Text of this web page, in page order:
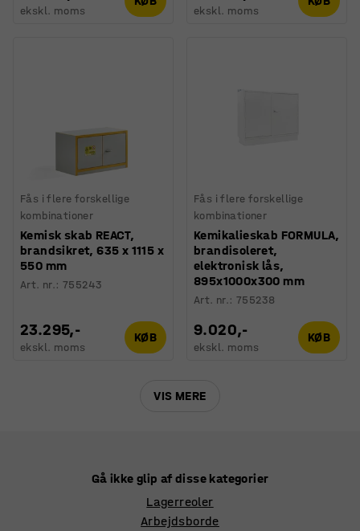
ekskl. moms ekskl. moms
Fås i flere forskellige
kombinationer
Kemisk skab REACT,
brandsikret, 635 x 1115 x
550 mm
Art. nr.:755243
23.295,-
ekskl. moms
KØB
Fås i flere forskellige
kombinationer
Kemikalieskab FORMULA,
brandisoleret,
elektronisk lås,
895x1000x300 mm
Art. nr.:755238
9.020,-
ekskl. moms
KØB
VIS MERE
Gå ikke glip af disse kategorier
Lagerreoler
Arbejdsborde